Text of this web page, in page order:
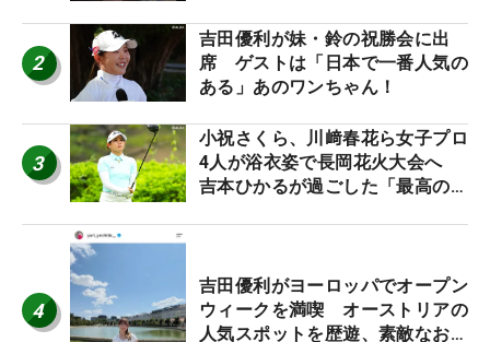
2
吉田優利が妹・鈴の祝勝会に出
席 ゲストは「日本で一番人気の
ある」あのワンちゃん！
3
小祝さくら、川﨑春花ら女子プロ
4人が浴衣姿で長岡花火大会へ
吉本ひかるが過ごした「最高の夏
4
吉田優利がヨーロッパでオープン
ウィークを満喫 オーストリアの
人気スポットを歴遊、素敵なお土